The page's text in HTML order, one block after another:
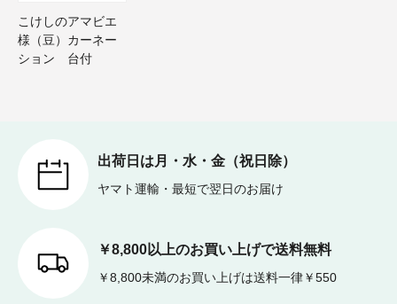
こけしのアマビエ
様（豆）カーネー
ション 台付
出荷日は月・水・金（祝日除）
ヤマト運輸・最短で翌日のお届け
￥8,800以上のお買い上げで送料無料
￥8,800未満のお買い上げは送料一律￥550